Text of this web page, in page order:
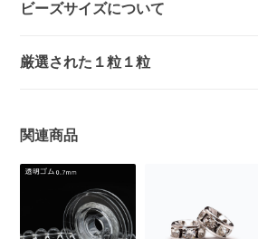
ビーズサイズについて
厳選された１粒１粒
関連商品